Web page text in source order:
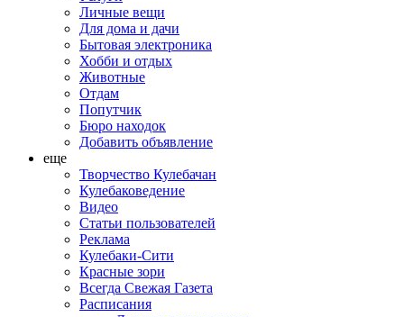
Личные вещи
Для дома и дачи
Бытовая электроника
Хобби и отдых
Животные
Отдам
Попутчик
Бюро находок
Добавить объявление
еще
Творчество Кулебачан
Кулебаковедение
Видео
Статьи пользователей
Реклама
Кулебаки-Сити
Красные зори
Всегда Свежая Газета
Расписания